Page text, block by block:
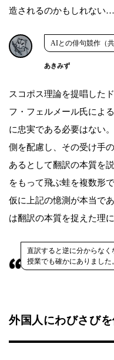
造されるのかもしれない
AIとの俳句競作（
あきみず
スコポス理論を提唱した
フ・フェルメール氏によ
に忠実である必要はない
側を配慮し、その受け手
あるとして翻訳の本質を
をもって飛ぶ蛙を複数形
仮に上記の憶測が本当で
は翻訳の本質を捉えた理
直訳すると逆に分からな
授業でも確かにありました。
外国人にわびさび